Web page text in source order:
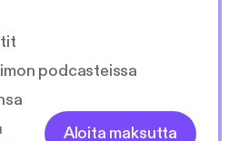
podcasteissa
Aloita maksutta